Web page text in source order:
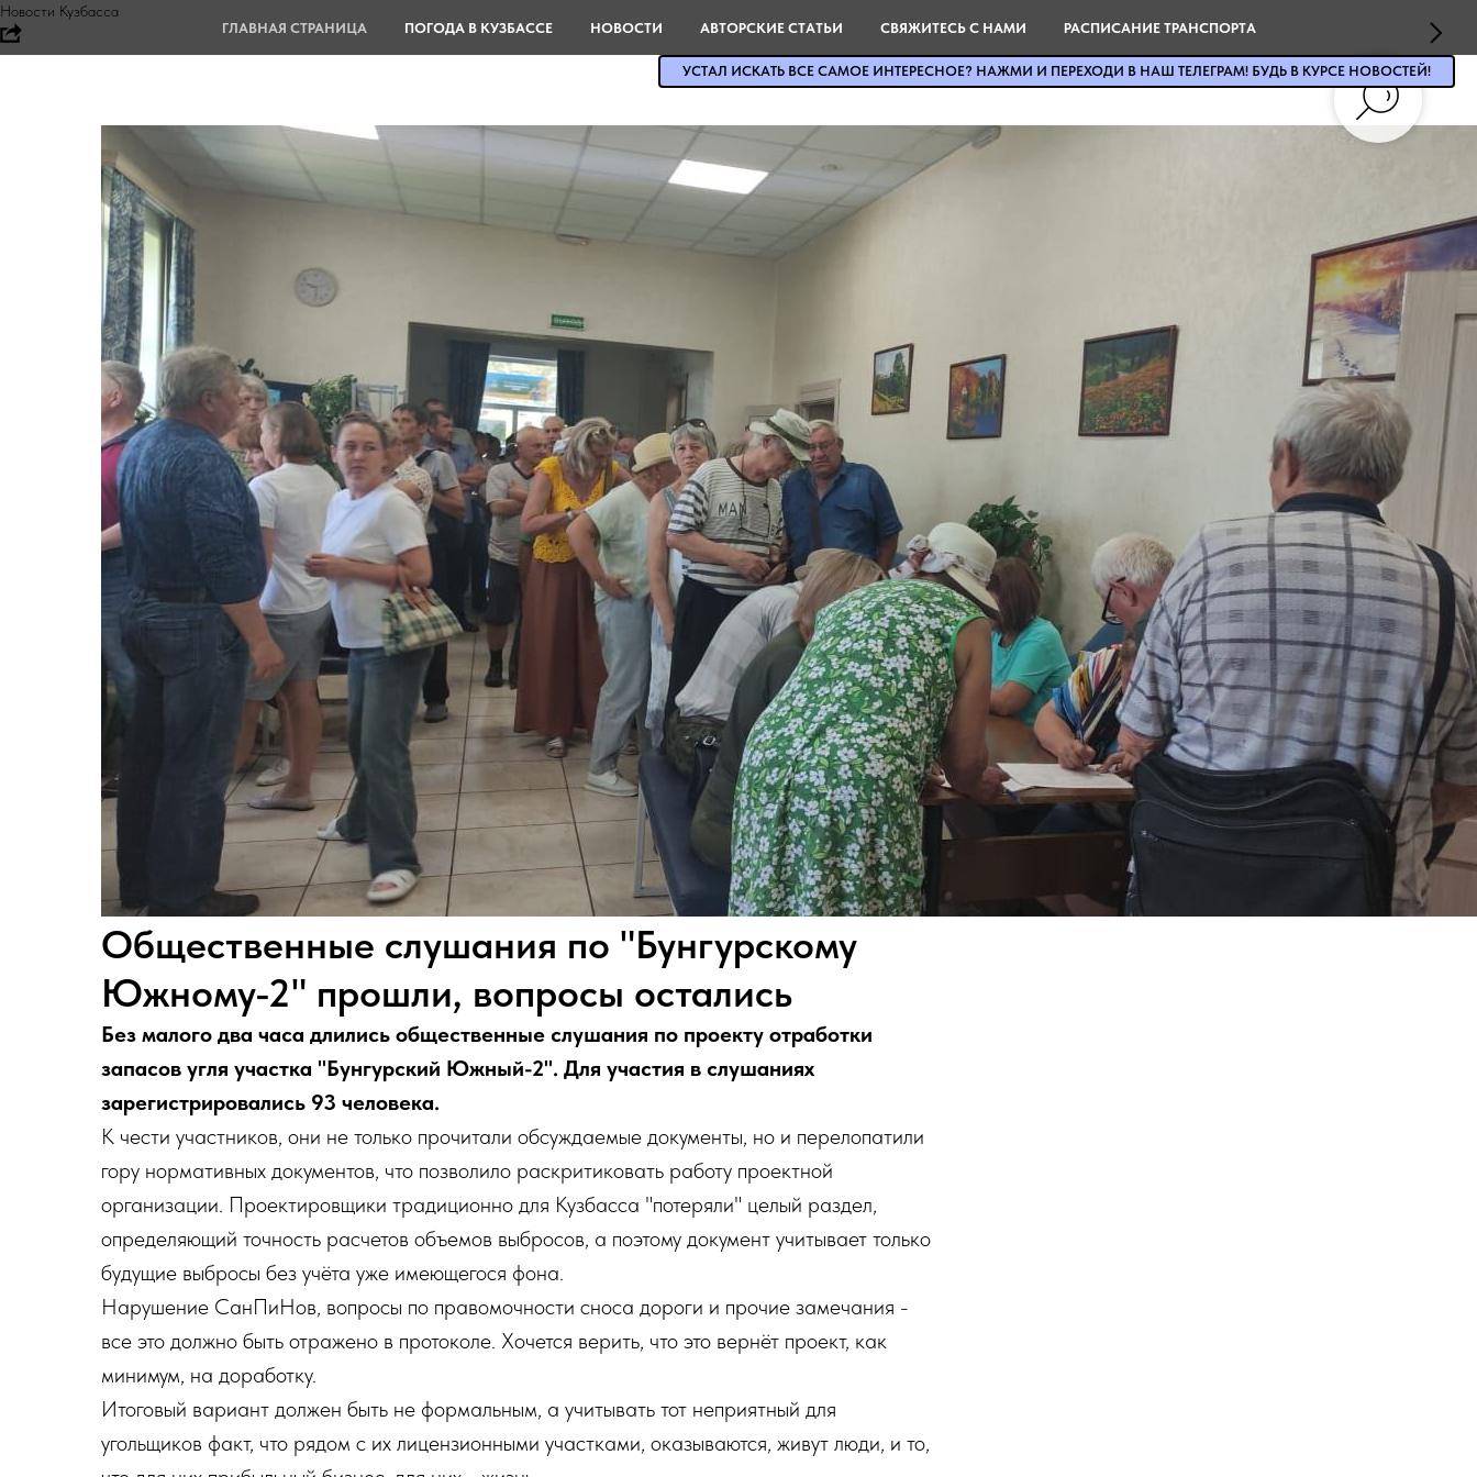
Новости Кузбасса
Общественные слушания по "Бунгурскому
Южному-2" прошли, вопросы остались
Без малого два часа длились общественные слушания по проекту отработки
запасов угля участка "Бунгурский Южный-2". Для участия в слушаниях
зарегистрировались 93 человека.
К чести участников, они не только прочитали обсуждаемые документы, но и перелопатили
гору нормативных документов, что позволило раскритиковать работу проектной
организации. Проектировщики традиционно для Кузбасса "потеряли" целый раздел,
определяющий точность расчетов объемов выбросов, а поэтому документ учитывает только
будущие выбросы без учёта уже имеющегося фона.
Нарушение СанПиНов, вопросы по правомочности сноса дороги и прочие замечания -
все это должно быть отражено в протоколе. Хочется верить, что это вернёт проект, как
минимум, на доработку.
Итоговый вариант должен быть не формальным, а учитывать тот неприятный для
угольщиков факт, что рядом с их лицензионными участками, оказываются, живут люди, и то,
ГЛАВНАЯ СТРАНИЦА ПОГОДА В КУЗБАССЕ НОВОСТИ АВТОРСКИЕ СТАТЬИ СВЯЖИТЕСЬ С НАМИ РАСПИСАНИЕ ТРАНСПОРТА
УСТАЛ ИСКАТЬ ВСЕ САМОЕ ИНТЕРЕСНОЕ? НАЖМИ И ПЕРЕХОДИ В НАШ ТЕЛЕГРАМ! БУДЬ В КУРСЕ НОВОСТЕЙ!